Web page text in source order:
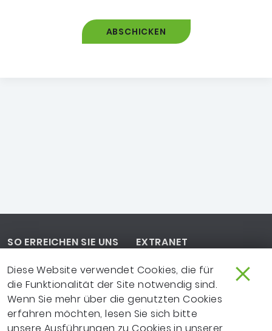
Diese Website verwendet Cookies, die für
die Funktionalität der Site notwendig sind.
Wenn Sie mehr über die genutzten Cookies
erfahren möchten, lesen Sie sich bitte
ABSCHICKEN
Footer-Navigation
SO ERREICHEN SIE UNS
EXTRANET
IMPRESSUM
NEWSLETTER
LEICHTE SPRACHE
DATENSCHUTZ
FRAGEN ZUR WEBSITE?
VERTRAGSPARTNER